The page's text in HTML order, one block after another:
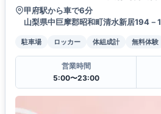
甲府駅から車で6分
山梨県中巨摩郡昭和町清水新居194－1
駐車場 ロッカー 体組成計 無料体験
営業時間
5:00〜23:00